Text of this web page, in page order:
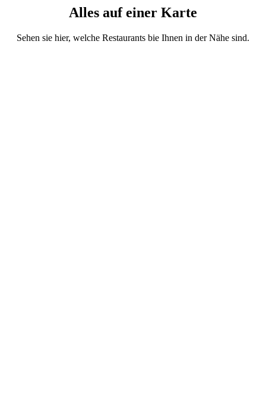
Alles auf einer Karte
Sehen sie hier, welche Restaurants bie Ihnen in der Nähe sind.